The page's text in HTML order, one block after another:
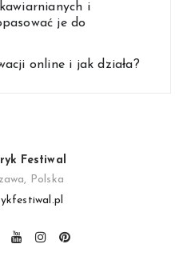
i
je do
online i jak działa?
Festiwal
Polska